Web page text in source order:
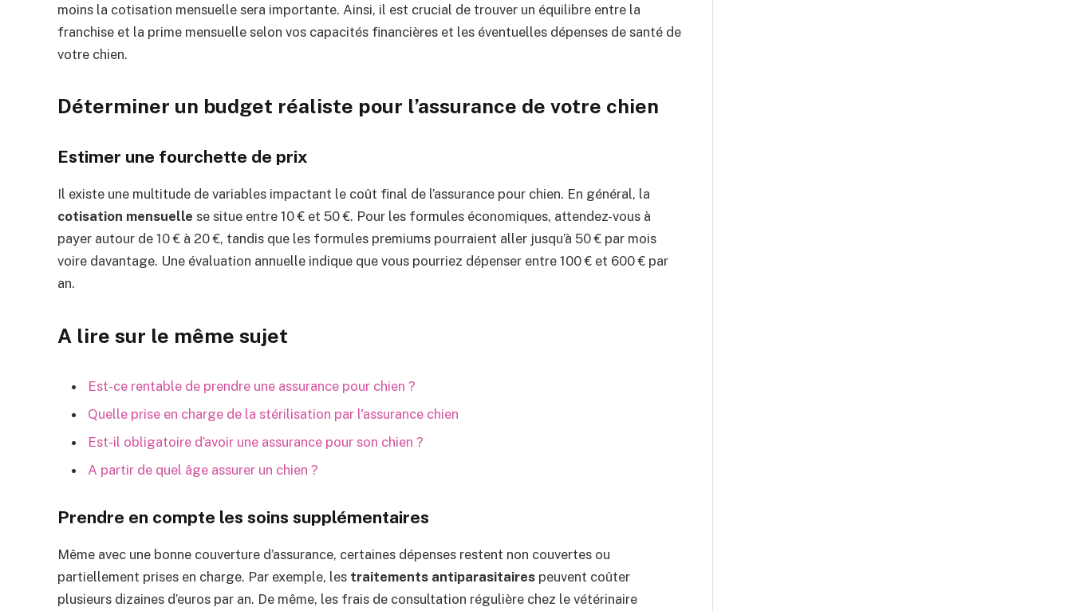
moins la cotisation mensuelle sera importante. Ainsi, il est crucial de trouver un équilibre entre la
franchise et la prime mensuelle selon vos capacités financières et les éventuelles dépenses de santé de
votre chien.
Déterminer un budget réaliste pour l’assurance de votre chien
Estimer une fourchette de prix
Il existe une multitude de variables impactant le coût final de l’assurance pour chien. En général, la
cotisation mensuelle se situe entre 10 € et 50 €. Pour les formules économiques, attendez-vous à
payer autour de 10 € à 20 €, tandis que les formules premiums pourraient aller jusqu’à 50 € par mois
voire davantage. Une évaluation annuelle indique que vous pourriez dépenser entre 100 € et 600 € par
an.
A lire sur le même sujet
Est-ce rentable de prendre une assurance pour chien ?
Quelle prise en charge de la stérilisation par l'assurance chien
Est-il obligatoire d’avoir une assurance pour son chien ?
A partir de quel âge assurer un chien ?
Prendre en compte les soins supplémentaires
Même avec une bonne couverture d’assurance, certaines dépenses restent non couvertes ou
partiellement prises en charge. Par exemple, les traitements antiparasitaires peuvent coûter
plusieurs dizaines d’euros par an. De même, les frais de consultation régulière chez le vétérinaire